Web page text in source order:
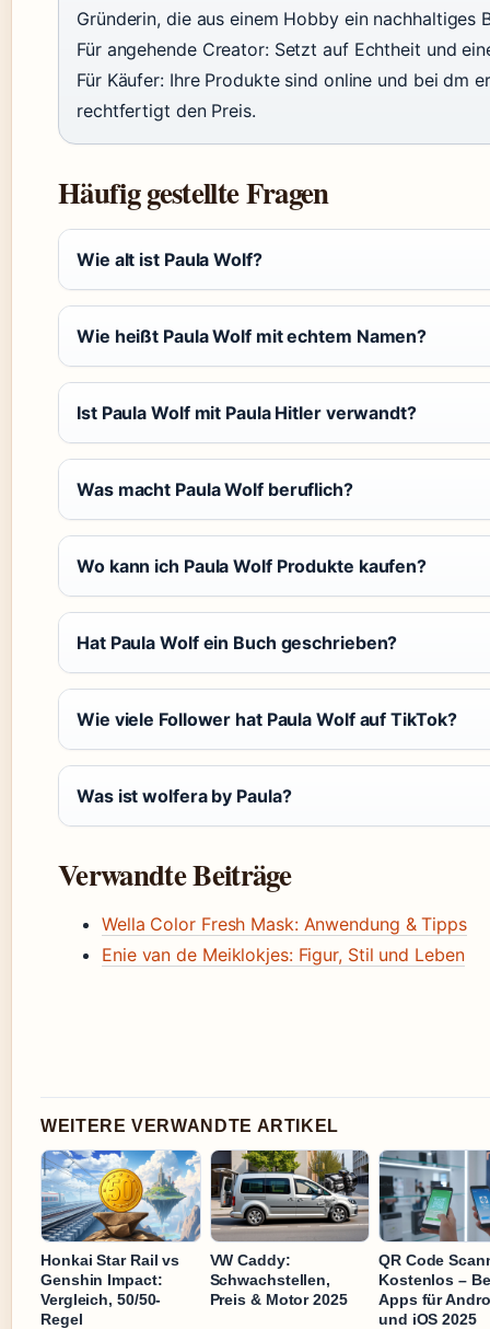
Gründerin, die aus einem Hobby ein nachhaltiges
Für angehende Creator: Setzt auf Echtheit und
Für Käufer: Ihre Produkte sind online und bei dm
rechtfertigt den Preis.
Häufig gestellte Fragen
Wie alt ist Paula Wolf?
Wie heißt Paula Wolf mit echtem Namen?
Ist Paula Wolf mit Paula Hitler verwandt?
Was macht Paula Wolf beruflich?
Wo kann ich Paula Wolf Produkte kaufen?
Hat Paula Wolf ein Buch geschrieben?
Wie viele Follower hat Paula Wolf auf TikTok?
Was ist wolfera by Paula?
Verwandte Beiträge
Wella Color Fresh Mask: Anwendung & Tipps
Enie van de Meiklokjes: Figur, Stil und Leben
WEITERE VERWANDTE ARTIKEL
Honkai Star Rail vs
Genshin Impact:
Vergleich, 50/50-
Regel
VW Caddy:
Schwachstellen,
Preis & Motor 2025
QR Code
Kostenlos –
Apps für
und iOS 2025